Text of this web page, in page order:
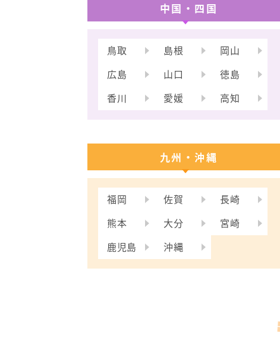
中国・四国
鳥取 島根
岡山
広島
山口
徳島
香川
愛媛 高知
九州・沖縄
福岡 佐賀
長崎
熊本
大分
宮崎
鹿児島
沖縄